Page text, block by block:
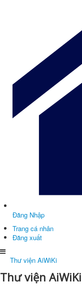
Đăng Nhập
Trang cá nhân
Đăng xuất
Thư viện AiWiKi
Thư viện AiWiKi